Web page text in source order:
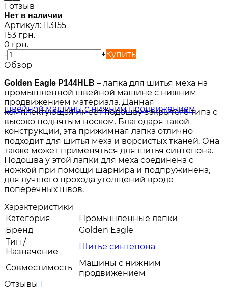
1 отзыв
Нет в наличии
Артикул: 113155
153 грн.
0 грн.
-
+Купить
Обзор
Golden Eagle P144HLB – лапка для шитья меха на
промышленной швейной машине с нижним
продвижением материала. Данная
комплектующая имеет подошву закрытого типа с
высоко поднятым носком. Благодаря такой
конструкции, эта прижимная лапка отлично
подходит для шитья меха и ворсистых тканей. Она
также может применяться для шитья синтепона.
Подошва у этой лапки для меха соединена с
ножкой при помощи шарнира и подпружинена,
для лучшего прохода утолщений вроде
поперечных швов.
Характеристики
Категория
Промышленные лапки
Бренд
Golden Eagle
Тип /
Назначение
Шитье синтепона
Совместимость
Машины с нижним
продвижением
Отзывы 1